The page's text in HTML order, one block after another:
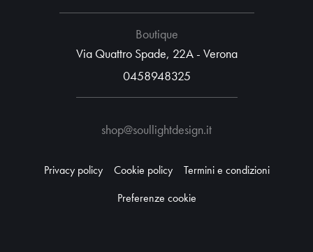
Boutique
Via Quattro Spade, 22A - Verona
0458948325
shop@soullightdesign.it
Privacy policy Cookie policy
Termini e condizioni
Preferenze cookie